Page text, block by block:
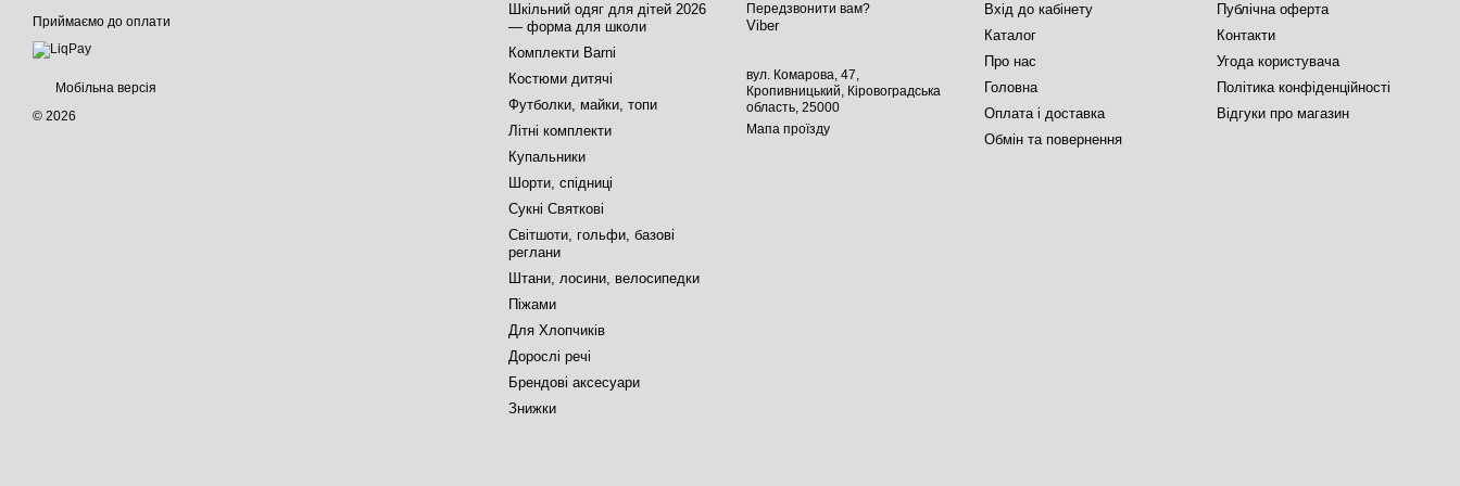
Приймаємо до оплати
Мобільна версія
© 2026
Шкільний одяг для дітей 2026
— форма для школи
Комплекти Barni
Костюми дитячі
Футболки, майки, топи
Літні комплекти
Купальники
Шорти, спідниці
Сукні Святкові
Світшоти, гольфи, базові
реглани
Штани, лосини, велосипедки
Піжами
Для Хлопчиків
Дорослі речі
Брендові аксесуари
Знижки
Передзвонити вам?
Viber
вул. Комарова, 47,
Кропивницький, Кіровоградська
область, 25000
Мапа проїзду
Вхід до кабінету
Каталог
Про нас
Головна
Оплата і доставка
Обмін та повернення
Публічна оферта
Контакти
Угода користувача
Політика конфіденційності
Відгуки про магазин